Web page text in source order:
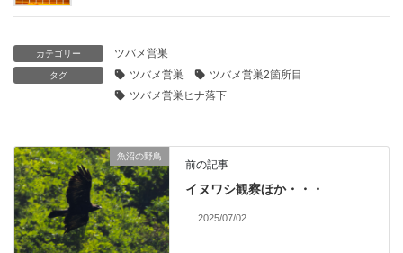
カテゴリー ツバメ営巣
タグ ツバメ営巣
ツバメ営巣2箇所目
ツバメ営巣ヒナ落下
魚沼の野鳥
前の記事
イヌワシ観察ほか・・・
2025/07/02